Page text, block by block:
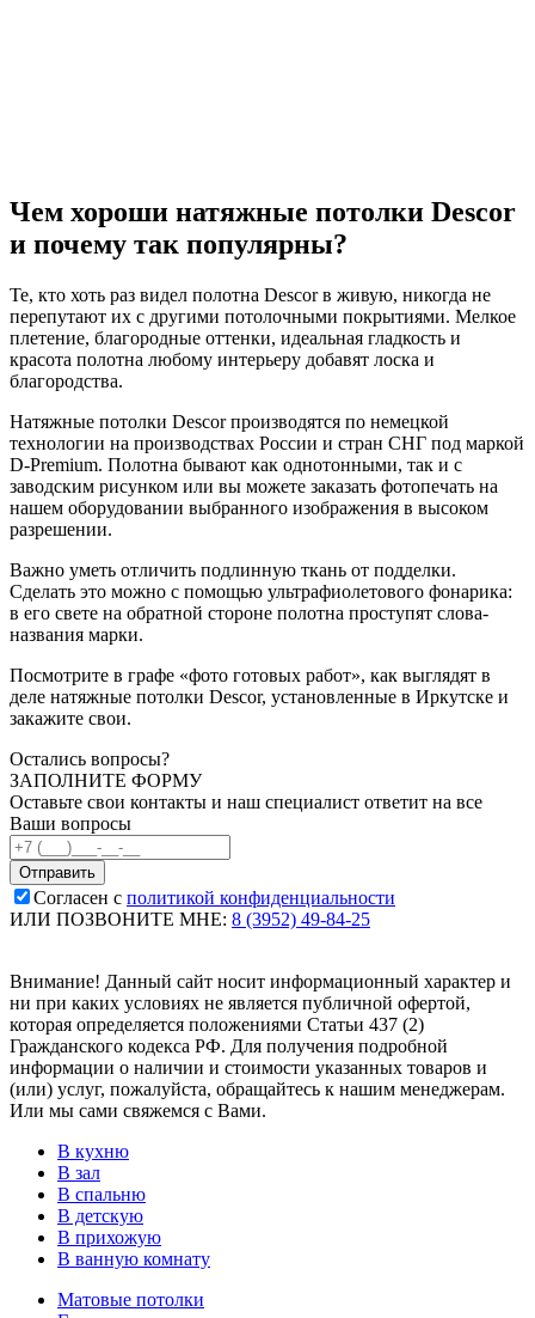
Чем хороши натяжные потолки Descor
и почему так популярны?
Те, кто хоть раз видел полотна Descor в живую, никогда не
перепутают их с другими потолочными покрытиями. Мелкое
плетение, благородные оттенки, идеальная гладкость и
красота полотна любому интерьеру добавят лоска и
благородства.
Натяжные потолки Descor производятся по немецкой
технологии на производствах России и стран СНГ под маркой
D-Premium. Полотна бывают как однотонными, так и с
заводским рисунком или вы можете заказать фотопечать на
нашем оборудовании выбранного изображения в высоком
разрешении.
Важно уметь отличить подлинную ткань от подделки.
Сделать это можно с помощью ультрафиолетового фонарика:
в его свете на обратной стороне полотна проступят слова-
названия марки.
Посмотрите в графе «фото готовых работ», как выглядят в
деле натяжные потолки Descor, установленные в Иркутске и
закажите свои.
Остались вопросы?
ЗАПОЛНИТЕ ФОРМУ
Оставьте свои контакты и наш специалист ответит на все
Ваши вопросы
Согласен с политикой конфиденциальности
ИЛИ ПОЗВОНИТЕ МНЕ: 8 (3952) 49-84-25
Внимание! Данный сайт носит информационный характер и
ни при каких условиях не является публичной офертой,
которая определяется положениями Статьи 437 (2)
Гражданского кодекса РФ. Для получения подробной
информации о наличии и стоимости указанных товаров и
(или) услуг, пожалуйста, обращайтесь к нашим менеджерам.
Или мы сами свяжемся с Вами.
В кухню
В зал
В спальню
В детскую
В прихожую
В ванную комнату
Матовые потолки